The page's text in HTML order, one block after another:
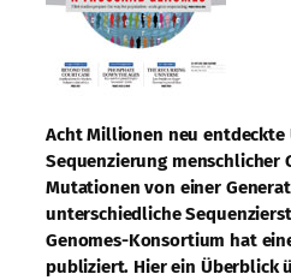
Acht Millionen neu entdeckte
Sequenzierung menschlicher
Mutationen von einer
unterschiedliche
Genomes-Konsortium hat
publiziert. Hier ein Überblick